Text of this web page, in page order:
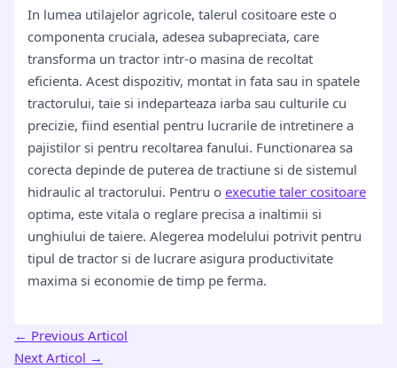
In lumea utilajelor agricole, talerul cositoare este o
componenta cruciala, adesea subapreciata, care
transforma un tractor intr-o masina de recoltat
eficienta. Acest dispozitiv, montat in fata sau in spatele
tractorului, taie si indeparteaza iarba sau culturile cu
precizie, fiind esential pentru lucrarile de intretinere a
pajistilor si pentru recoltarea fanului. Functionarea sa
corecta depinde de puterea de tractiune si de sistemul
hidraulic al tractorului. Pentru oexecutie taler cositoare
optima, este vitala o reglare precisa a inaltimii si
unghiului de taiere. Alegerea modelului potrivit pentru
tipul de tractor si de lucrare asigura productivitate
maxima si economie de timp pe ferma.
← Previous Articol
Next Articol →